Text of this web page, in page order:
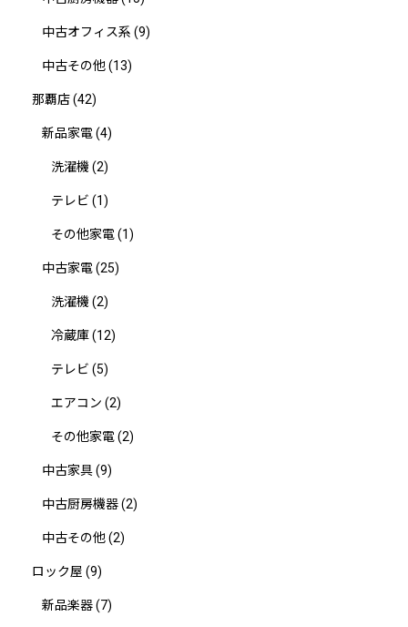
中古オフィス系 (9)
中古その他(13)
那覇店(42)
新品家電(4)
洗濯機 (2)
テレビ (1)
その他家電(1)
中古家電(25)
洗濯機 (2)
冷蔵庫(12)
テレビ (5)
エアコン (2)
その他家電(2)
中古家具(9)
中古厨房機器(2)
中古その他(2)
ロック屋 (9)
新品楽器(7)